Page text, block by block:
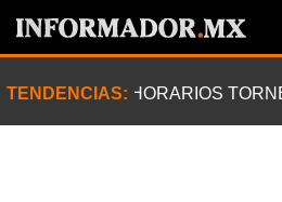
TENDENCIAS: HORARIOS